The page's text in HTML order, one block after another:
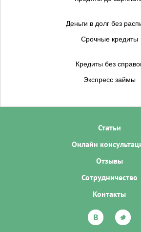
Деньги в долг без
Срочные кредиты
Кредиты без
Экспресс займы
Статьи
Онлайн
Отзывы
Сотрудничество
Контакты